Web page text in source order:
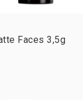
Faces 3,5g
anterior